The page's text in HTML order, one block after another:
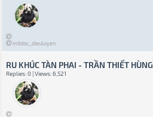
mitdoc_dieuluyen
RU KHÚC TÀN PHAI - TRẦN THIẾT HÙNG
Replies: 0 | Views: 6,521